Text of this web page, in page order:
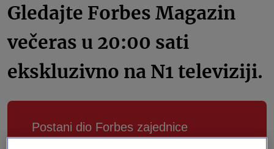
Gledajte Forbes Magazin
večeras u 20:00 sati
ekskluzivno na N1 televiziji.
Postani dio Forbes zajednice